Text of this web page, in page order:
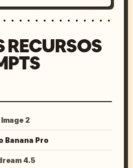
RECURSOS
2
Banana Pro
4.5